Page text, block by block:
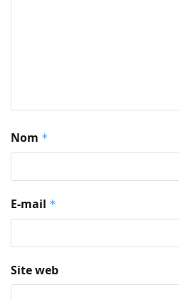
Nom *
E-mail *
Site web